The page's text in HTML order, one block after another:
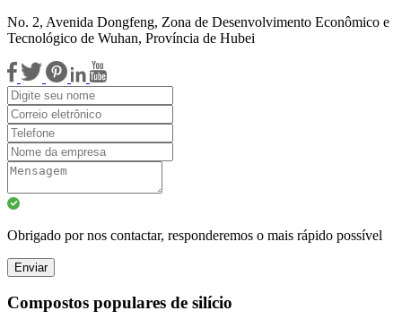
No. 2, Avenida Dongfeng, Zona de Desenvolvimento Econômico e
Tecnológico de Wuhan, Província de Hubei
Obrigado por nos contactar, responderemos o mais rápido possível
Enviar
Compostos populares de silício